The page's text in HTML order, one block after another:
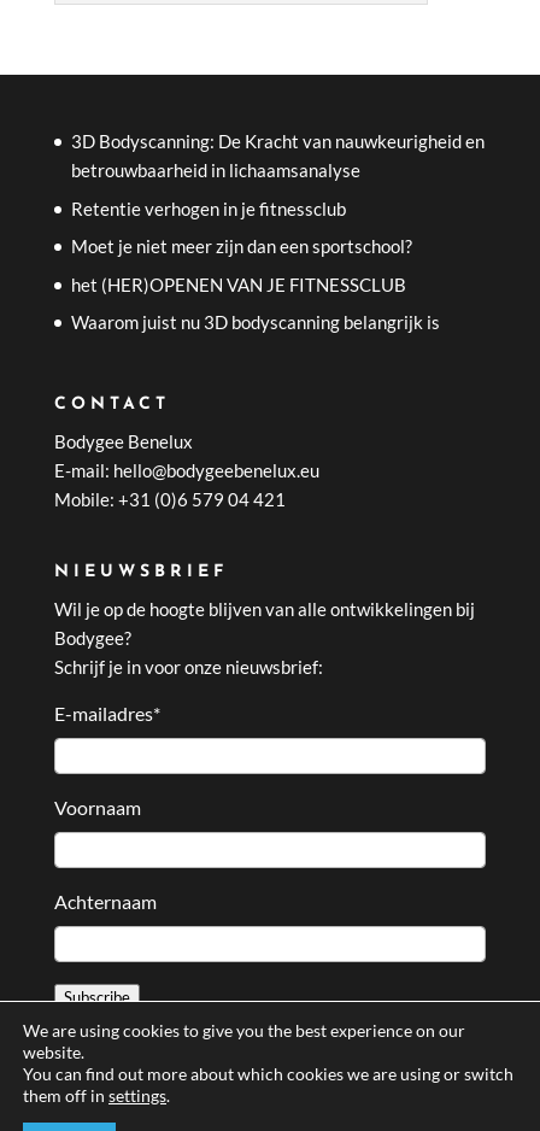
3D Bodyscanning: De Kracht van nauwkeurigheid en
betrouwbaarheid in lichaamsanalyse
Retentie verhogen in je fitnessclub
Moet je niet meer zijn dan een sportschool?
het (HER)OPENEN VAN JE FITNESSCLUB
Waarom juist nu 3D bodyscanning belangrijk is
CONTACT
Bodygee Benelux
E-mail: hello@bodygeebenelux.eu
Mobile: +31 (0)6 579 04 421
NIEUWSBRIEF
Wil je op de hoogte blijven van alle ontwikkelingen bij
Bodygee?
Schrijf je in voor onze nieuwsbrief:
E-mailadres*
Voornaam
Achternaam
Subscribe
We are using cookies to give you the best experience on our
website.
You can find out more about which cookies we are using or switch
them off in settings.